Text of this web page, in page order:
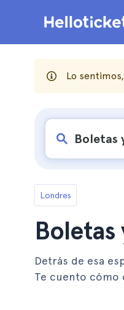
Lo
Londres
Boletas
Detrás de esa
Te cuento cómo